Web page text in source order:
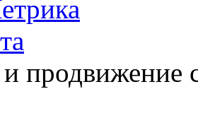
продвижение